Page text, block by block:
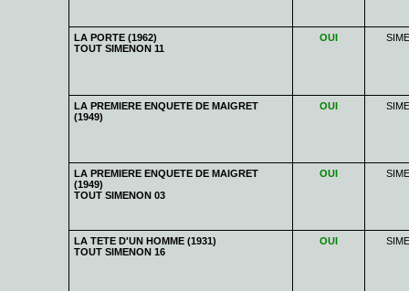
LA PORTE (1962)
TOUT SIMENON 11
OUI
LA PREMIERE ENQUETE DE MAIGRET
(1949)
OUI
LA PREMIERE ENQUETE DE MAIGRET
(1949)
TOUT SIMENON 03
OUI
LA TETE D'UN HOMME (1931)
TOUT SIMENON 16
OUI